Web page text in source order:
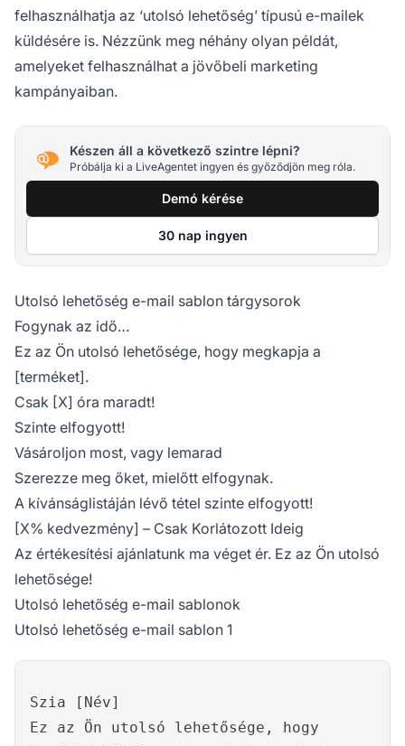
felhasználhatja az ‘utolsó lehetőség’ típusú e-mailek
küldésére is. Nézzünk meg néhány olyan példát,
amelyeket felhasználhat a jövőbeli marketing
kampányaiban.
Készen áll a következő szintre lépni?
Próbálja ki a LiveAgentet ingyen és győződjön meg róla.
Demó kérése
30 nap ingyen
Utolsó lehetőség e-mail sablon tárgysorok
Fogynak az idő…
Ez az Ön utolsó lehetősége, hogy megkapja a
[terméket].
Csak [X] óra maradt!
Szinte elfogyott!
Vásároljon most, vagy lemarad
Szerezze meg őket, mielőtt elfogynak.
A kívánságlistáján lévő tétel szinte elfogyott!
[X% kedvezmény] – Csak Korlátozott Ideig
Az értékesítési ajánlatunk ma véget ér. Ez az Ön utolsó
lehetősége!
Utolsó lehetőség e-mail sablonok
Utolsó lehetőség e-mail sablon 1
Szia [Név]
Ez az Ön utolsó lehetősége, hogy